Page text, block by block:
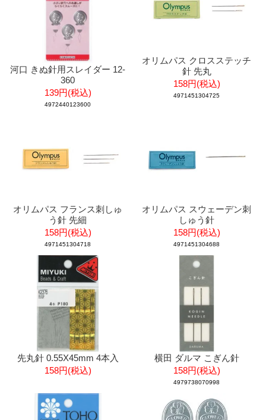
河口 きぬ針用スレイダー 12-
360
139円(税込)
4972440123600
オリムパス クロスステッチ
針 先丸
158円(税込)
4971451304725
オリムパス フランス刺しゅ
う針 先細
158円(税込)
4971451304718
オリムパス スウェーデン刺
しゅう針
158円(税込)
4971451304688
先丸針 0.55X45mm 4本入
158円(税込)
横田 ダルマ こぎん針
158円(税込)
4979738070998